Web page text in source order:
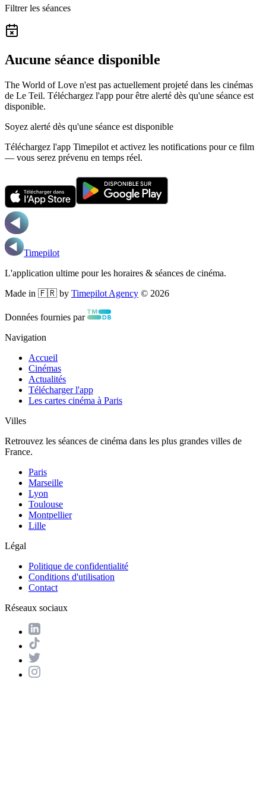
Filtrer les séances
Aucune séance disponible
The World of Love n'est pas actuellement projeté dans les cinémas
de Le Teil. Téléchargez l'app pour être alerté dès qu'une séance est
disponible.
Soyez alerté dès qu'une séance est disponible
Téléchargez l'app Timepilot et activez les notifications pour ce film
— vous serez prévenu en temps réel.
Timepilot
L'application ultime pour les horaires & séances de cinéma.
Made in 🇫🇷 by Timepilot Agency © 2026
Données fournies par
Navigation
Accueil
Cinémas
Actualités
Télécharger l'app
Les cartes cinéma à Paris
Villes
Retrouvez les séances de cinéma dans les plus grandes villes de
France.
Paris
Marseille
Lyon
Toulouse
Montpellier
Lille
Légal
Politique de confidentialité
Conditions d'utilisation
Contact
Réseaux sociaux